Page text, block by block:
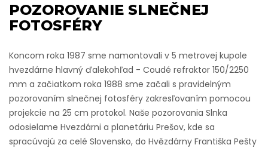
POZOROVANIE SLNEČNEJ
FOTOSFÉRY
Koncom roka 1987 sme namontovali v 5 metrovej kupole
hvezdárne hlavný ďalekohľad - Coudé refraktor 150/2250
mm a začiatkom roka 1988 sme začali s pravidelným
pozorovaním slnečnej fotosféry zakresľovaním pomocou
projekcie na 25 cm protokol. Naše pozorovania Slnka
odosielame Hvezdárni a planetáriu Prešov, kde sa
spracúvajú za celé Slovensko, do Hvězdárny Františka Pešty